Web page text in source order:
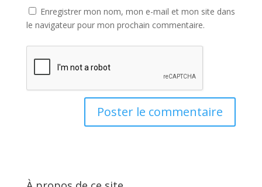
Enregistrer mon nom, mon e-mail et mon site dans
le navigateur pour mon prochain commentaire.